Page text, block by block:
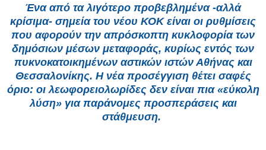
Ένα από τα λιγότερο προβεβλημένα -αλλά
κρίσιμα- σημεία του νέου ΚΟΚ είναι οι ρυθμίσεις
που αφορούν την απρόσκοπτη κυκλοφορία των
δημόσιων μέσων μεταφοράς, κυρίως εντός των
πυκνοκατοικημένων αστικών ιστών Αθήνας και
Θεσσαλονίκης. Η νέα προσέγγιση θέτει σαφές
όριο: οι λεωφορειολωρίδες δεν είναι πια «εύκολη
λύση» για παράνομες προσπεράσεις και
στάθμευση.